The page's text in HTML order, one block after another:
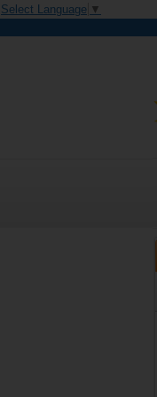
Select Language ▼